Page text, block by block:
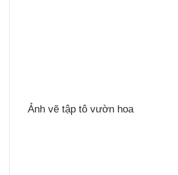
Ảnh vẽ tập tô vườn hoa